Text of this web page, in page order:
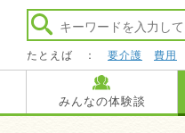
たとえば ： 要介護 費用
みんなの体験談